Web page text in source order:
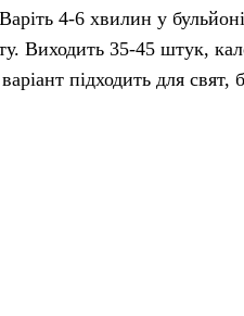
4-6 хвилин у
Виходить 35-45 штук,
підходить для свят,